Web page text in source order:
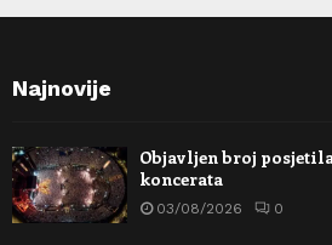
Najnovije
Objavljen broj
koncerata
03/08/2026 0